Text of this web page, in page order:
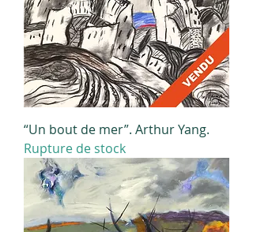
“Un bout de mer”. Arthur Yang.
Rupture de stock